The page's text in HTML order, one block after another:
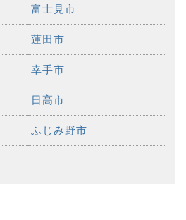
富士見市
蓮田市
幸手市
日高市
ふじみ野市